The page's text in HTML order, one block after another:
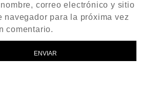
correo electrónico y sitio
navegador para la próxima vez
comentario.